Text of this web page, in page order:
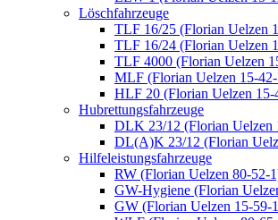
Löschfahrzeuge
TLF 16/25 (Florian Uelzen
TLF 16/24 (Florian Uelzen
TLF 4000 (Florian Uelzen
MLF (Florian Uelzen 15-
HLF 20 (Florian Uelzen 15-
Hubrettungsfahrzeuge
DLK 23/12 (Florian Uelzen
DL(A)K 23/12 (Florian
Hilfeleistungsfahrzeuge
RW (Florian Uelzen 80-52-
GW-Hygiene (Florian
GW (Florian Uelzen 15-59-